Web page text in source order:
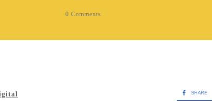
0 Comments
SHARE